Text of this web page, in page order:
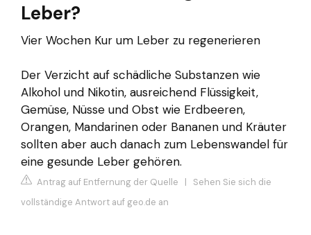
Leber?
Vier Wochen Kur um Leber zu regenerieren
Der Verzicht auf schädliche Substanzen wie
Alkohol und Nikotin, ausreichend Flüssigkeit,
Gemüse, Nüsse und Obst wie Erdbeeren,
Orangen, Mandarinen oder Bananen und Kräuter
sollten aber auch danach zum Lebenswandel für
eine gesunde Leber gehören.
Antrag auf Entfernung der Quelle | Sehen Sie sich die
vollständige Antwort auf geo.de an